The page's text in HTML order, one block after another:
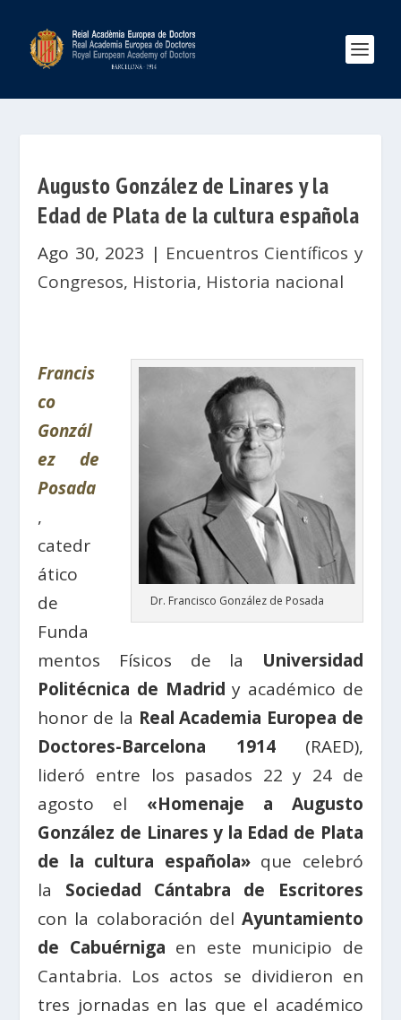
Augusto González de Linares y la
Edad de Plata de la cultura española
Ago 30, 2023 | Encuentros Científicos y
Congresos, Historia, Historia nacional
Dr. Francisco González de Posada
Francis
co
Gonzál
ez de
Posada
,
catedr
ático
de
Funda
mentos Físicos de la Universidad
Politécnica de Madridy académico de
honor de la Real Academia Europea de
Doctores-Barcelona 1914(RAED),
lideró entre los pasados 22 y 24 de
agosto el «Homenaje a Augusto
González de Linares y la Edad de Plata
de la cultura española»que celebró
la Sociedad Cántabra de Escritores
con la colaboración del Ayuntamiento
de Cabuérniga en este municipio de
Cantabria. Los actos se dividieron en
tres jornadas en las que el académico